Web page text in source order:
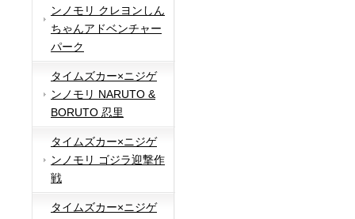
ンノモリ クレヨンしん
ちゃんアドベンチャー
パーク
タイムズカー×ニジゲ
ンノモリ NARUTO &
BORUTO 忍里
タイムズカー×ニジゲ
ンノモリ ゴジラ迎撃作
戦
タイムズカー×ニジゲ